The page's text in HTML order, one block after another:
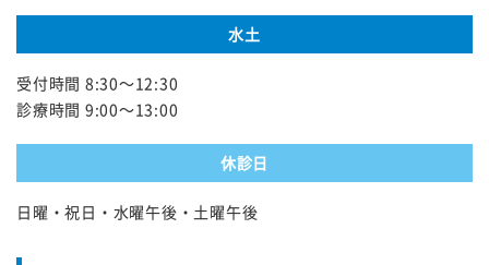
水土
受付時間 8:30～12:30
診療時間 9:00～13:00
休診日
日曜・祝日・水曜午後・土曜午後